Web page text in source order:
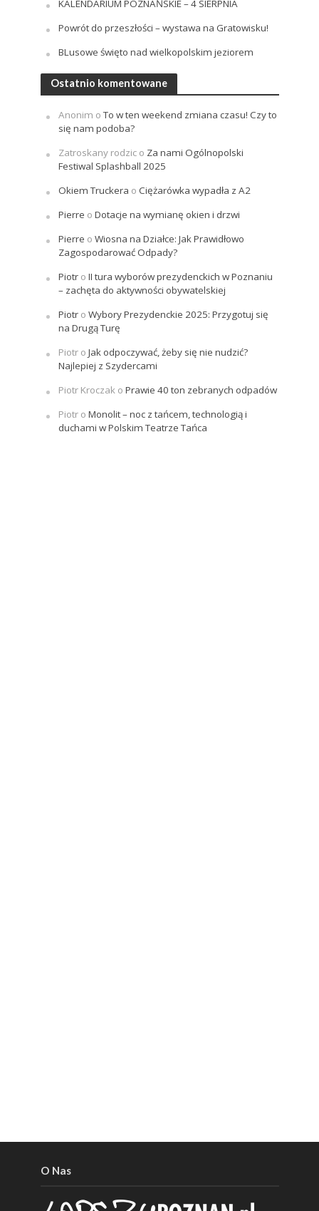
KALENDARIUM POZNAŃSKIE – 4 SIERPNIA
Powrót do przeszłości – wystawa na Gratowisku!
BLusowe święto nad wielkopolskim jeziorem
Ostatnio komentowane
Anonim oTo w ten weekend zmiana czasu! Czy to
się nam podoba?
Zatroskany rodzico Za nami Ogólnopolski
Festiwal Splashball 2025
Okiem Truckera o Ciężarówka wypadła z A2
Pierre o Dotacje na wymianę okien i drzwi
Pierre o Wiosna na Działce: Jak Prawidłowo
Zagospodarować Odpady?
Piotro II tura wyborów prezydenckich w Poznaniu
– zachęta do aktywności obywatelskiej
Piotro Wybory Prezydenckie 2025: Przygotuj się
na Drugą Turę
Piotro Jak odpoczywać, żeby się nie nudzić?
Najlepiej z Szydercami
Piotr Kroczako Prawie 40 ton zebranych odpadów
Piotro Monolit – noc z tańcem, technologią i
duchami w Polskim Teatrze Tańca
O Nas